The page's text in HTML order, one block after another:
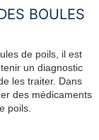
BOULES
de poils, il est
un diagnostic
les traiter. Dans
des médicaments
poils.